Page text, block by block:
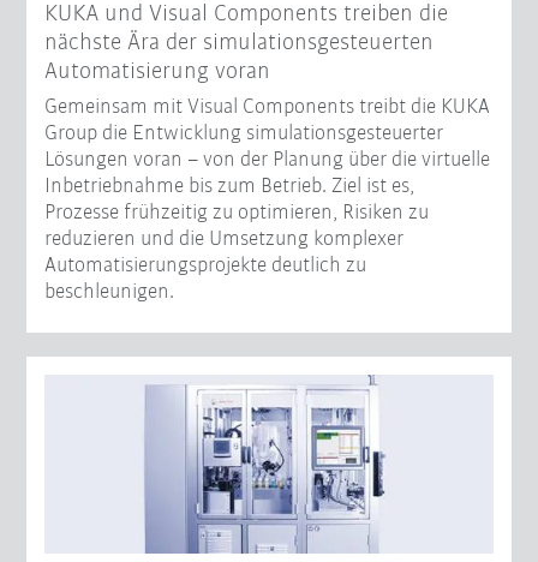
KUKA und Visual Components treiben die
nächste Ära der simulationsgesteuerten
Automatisierung voran
Gemeinsam mit Visual Components treibt die KUKA
Group die Entwicklung simulationsgesteuerter
Lösungen voran – von der Planung über die virtuelle
Inbetriebnahme bis zum Betrieb. Ziel ist es,
Prozesse frühzeitig zu optimieren, Risiken zu
reduzieren und die Umsetzung komplexer
Automatisierungsprojekte deutlich zu
beschleunigen.